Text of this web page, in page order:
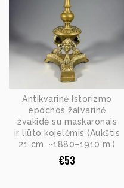
Antikvarinė Istorizmo
epochos žalvarinė
žvakidė su maskaronais
ir liūto kojelėmis (Aukštis
21 cm, ~1880–1910 m.)
€53